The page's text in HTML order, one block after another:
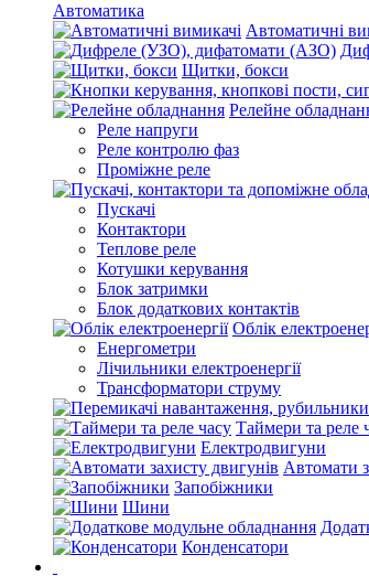
Автоматика
Автоматичні
Щитки, бокси
Релейне
Реле напруги
Реле контролю фаз
Проміжне реле
Пускачі
Контактори
Теплове реле
Котушки керування
Блок затримки
Блок додаткових контактів
Облік
Енергометри
Лічильники електроенергії
Трансформатори струму
Таймери та реле
Електродвигуни
Автомати
Запобіжники
Шини
Конденсатори